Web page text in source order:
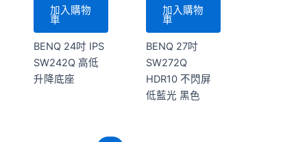
加入購物
車
BENQ 24吋 IPS
SW242Q 高低
升降底座
加入購物
車
BENQ 27吋
SW272Q
HDR10 不閃屏
低藍光 黑色